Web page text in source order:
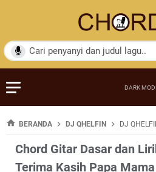
BERANDA DJ QHELFIN DJ
Chord Gitar Dasar dan
Terima Kasih Papa Mama